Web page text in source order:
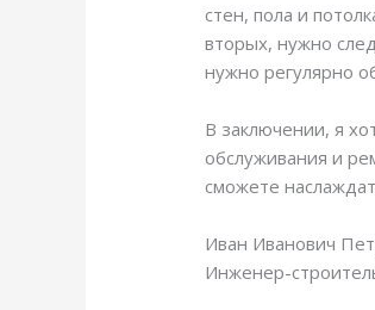
стен, пола и
вторых, нужно
нужно регулярно
В заключении, я
обслуживания и
сможете
Иван Иванович
Инженер-